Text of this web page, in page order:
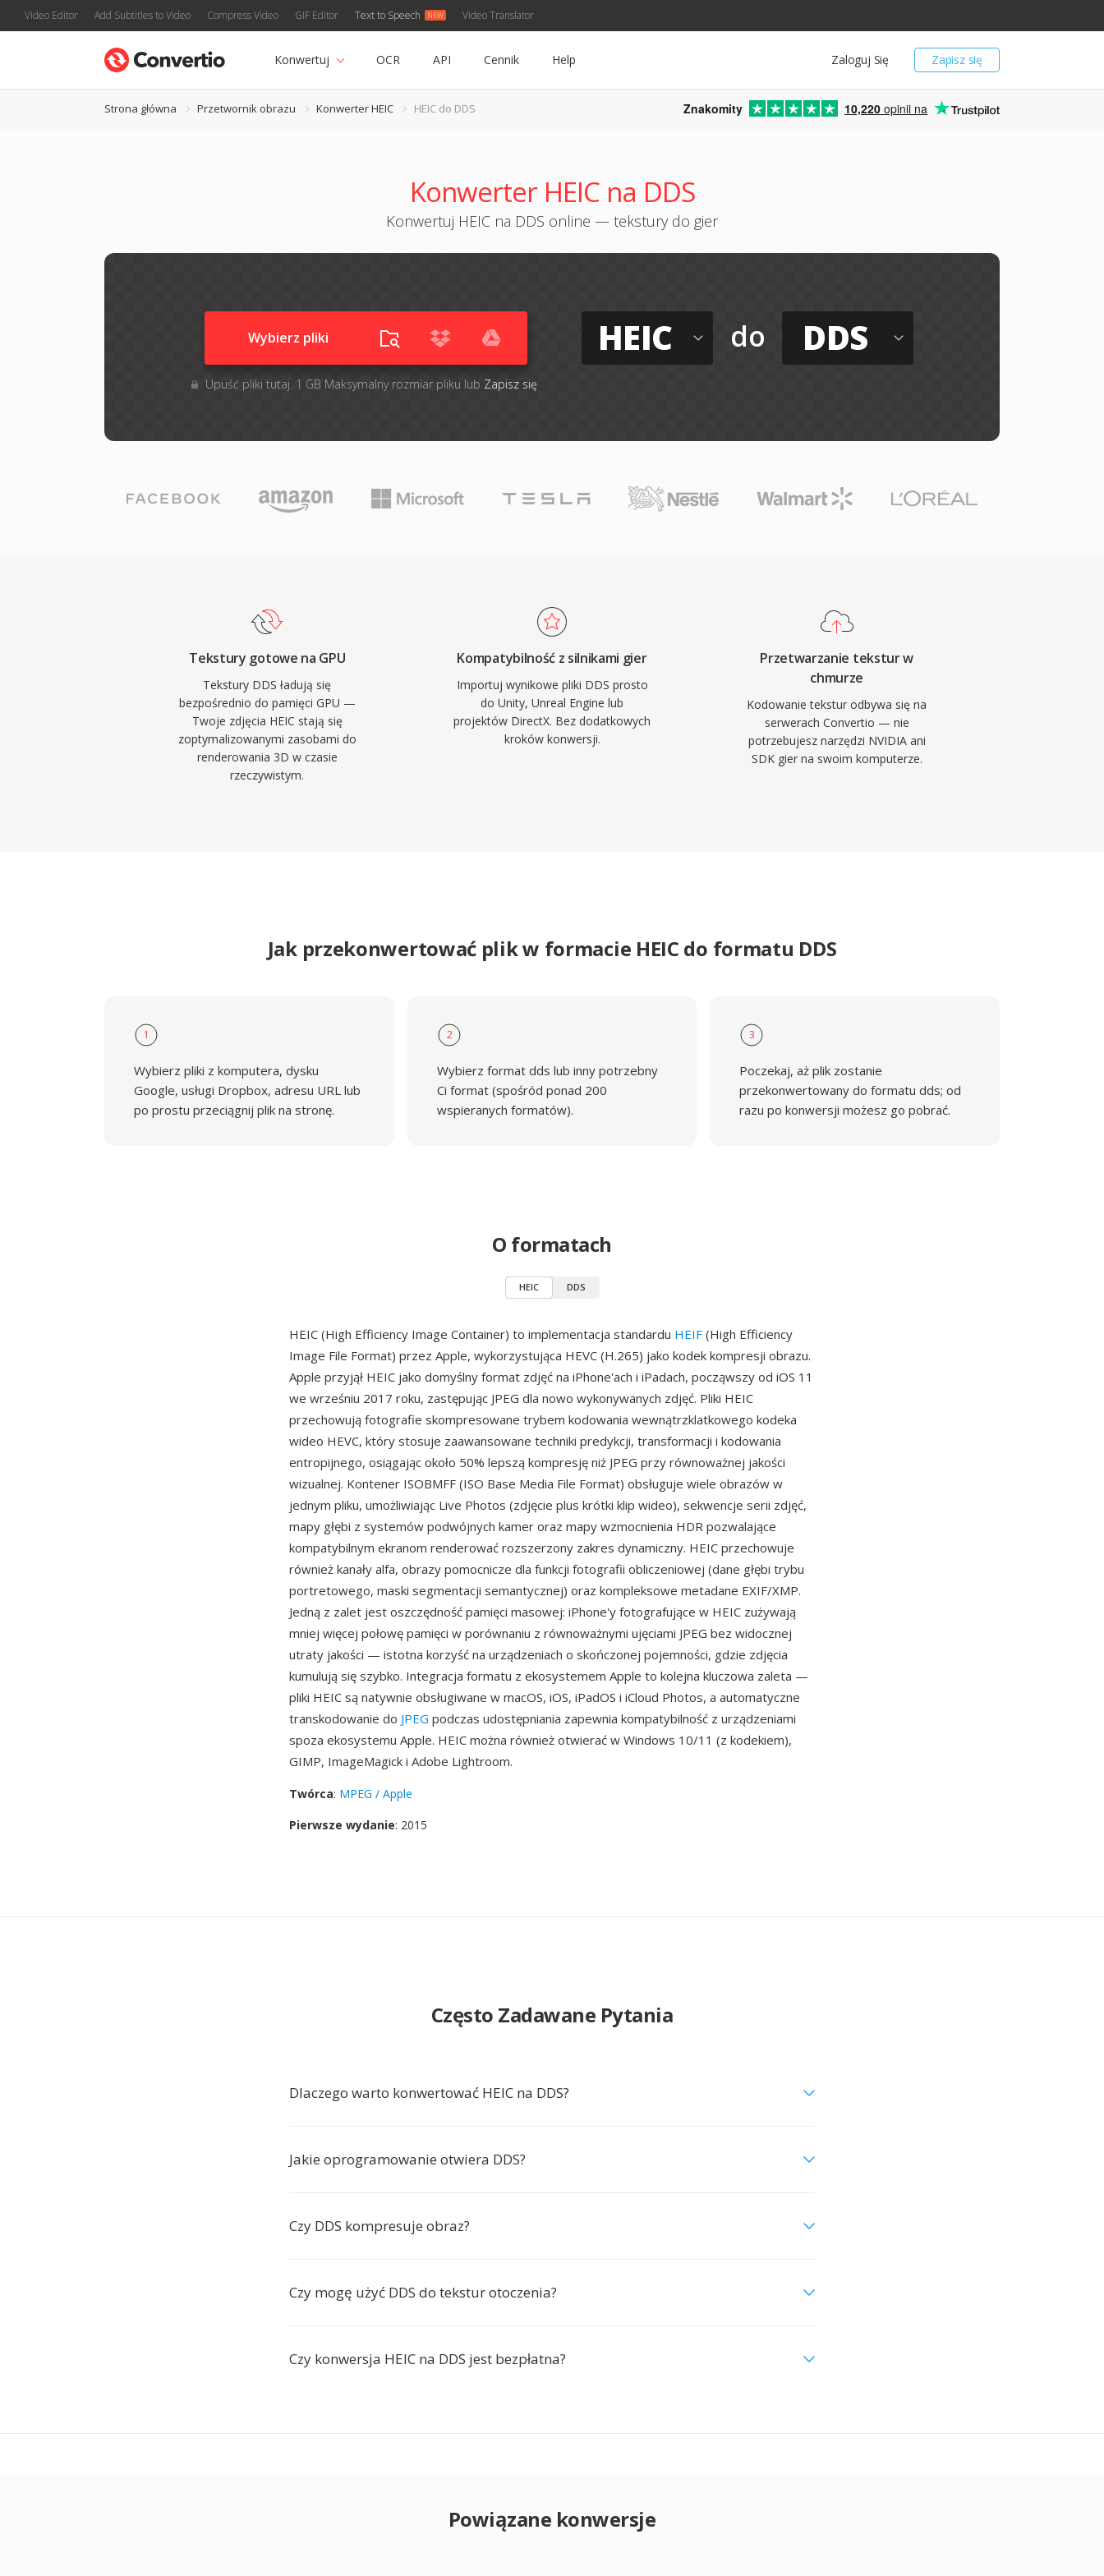
Video Editor Add Subtitles to Video Compress Video GIF Editor Text to Speech Video Translator
Zapisz się
Zaloguj Się
Konwertuj OCR API Cennik Help
Strona główna Przetwornik obrazu Konwerter HEIC HEIC do DDS Znakomity 10,220 opinii na
Konwerter HEIC na DDS
Konwertuj HEIC na DDS online — tekstury do gier
Wybierz pliki
Upuść pliki tutaj. 1 GB Maksymalny rozmiar pliku lub Zapisz się
HEIC do DDS
Tekstury gotowe na GPU
Tekstury DDS ładują się
bezpośrednio do pamięci GPU —
Twoje zdjęcia HEIC stają się
zoptymalizowanymi zasobami do
renderowania 3D w czasie
rzeczywistym.
Kompatybilność z silnikami gier
Importuj wynikowe pliki DDS prosto
do Unity, Unreal Engine lub
projektów DirectX. Bez dodatkowych
kroków konwersji.
Przetwarzanie tekstur w
chmurze
Kodowanie tekstur odbywa się na
serwerach Convertio — nie
potrzebujesz narzędzi NVIDIA ani
SDK gier na swoim komputerze.
Jak przekonwertować plik w formacie HEIC do formatu DDS
1
Wybierz pliki z komputera, dysku
Google, usługi Dropbox, adresu URL lub
po prostu przeciągnij plik na stronę.
2
Wybierz format dds lub inny potrzebny
Ci format (spośród ponad 200
wspieranych formatów).
3
Poczekaj, aż plik zostanie
przekonwertowany do formatu dds; od
razu po konwersji możesz go pobrać.
O formatach
HEIC DDS
HEIC (High Efficiency Image Container) to implementacja standardu HEIF (High Efficiency
Image File Format) przez Apple, wykorzystująca HEVC (H.265) jako kodek kompresji obrazu.
Apple przyjął HEIC jako domyślny format zdjęć na iPhone'ach i iPadach, począwszy od iOS 11
we wrześniu 2017 roku, zastępując JPEG dla nowo wykonywanych zdjęć. Pliki HEIC
przechowują fotografie skompresowane trybem kodowania wewnątrzklatkowego kodeka
wideo HEVC, który stosuje zaawansowane techniki predykcji, transformacji i kodowania
entropijnego, osiągając około 50% lepszą kompresję niż JPEG przy równoważnej jakości
wizualnej. Kontener ISOBMFF (ISO Base Media File Format) obsługuje wiele obrazów w
jednym pliku, umożliwiając Live Photos (zdjęcie plus krótki klip wideo), sekwencje serii zdjęć,
mapy głębi z systemów podwójnych kamer oraz mapy wzmocnienia HDR pozwalające
kompatybilnym ekranom renderować rozszerzony zakres dynamiczny. HEIC przechowuje
również kanały alfa, obrazy pomocnicze dla funkcji fotografii obliczeniowej (dane głębi trybu
portretowego, maski segmentacji semantycznej) oraz kompleksowe metadane EXIF/XMP.
Jedną z zalet jest oszczędność pamięci masowej: iPhone'y fotografujące w HEIC zużywają
mniej więcej połowę pamięci w porównaniu z równoważnymi ujęciami JPEG bez widocznej
utraty jakości — istotna korzyść na urządzeniach o skończonej pojemności, gdzie zdjęcia
kumulują się szybko. Integracja formatu z ekosystemem Apple to kolejna kluczowa zaleta —
pliki HEIC są natywnie obsługiwane w macOS, iOS, iPadOS i iCloud Photos, a automatyczne
transkodowanie do JPEG podczas udostępniania zapewnia kompatybilność z urządzeniami
spoza ekosystemu Apple. HEIC można również otwierać w Windows 10/11 (z kodekiem),
GIMP, ImageMagick i Adobe Lightroom.
Twórca: MPEG / Apple
Pierwsze wydanie: 2015
Często Zadawane Pytania
Dlaczego warto konwertować HEIC na DDS?
Jakie oprogramowanie otwiera DDS?
Czy DDS kompresuje obraz?
Czy mogę użyć DDS do tekstur otoczenia?
Czy konwersja HEIC na DDS jest bezpłatna?
Powiązane konwersje